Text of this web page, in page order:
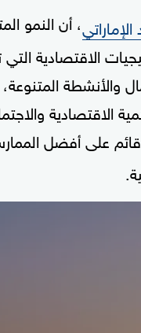
، أن النمو
الاقتصادية التي
والأنشطة
الاقتصادية
على أفضل